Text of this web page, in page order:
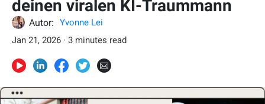
deinen viralen KI-Traummann
Autor:
Yvonne Lei
Jan 21, 2026 · 3 minutes read